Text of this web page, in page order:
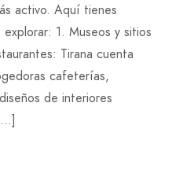
activo. Aquí tienes
1. Museos y sitios
Tirana cuenta
cafeterías,
de interiores